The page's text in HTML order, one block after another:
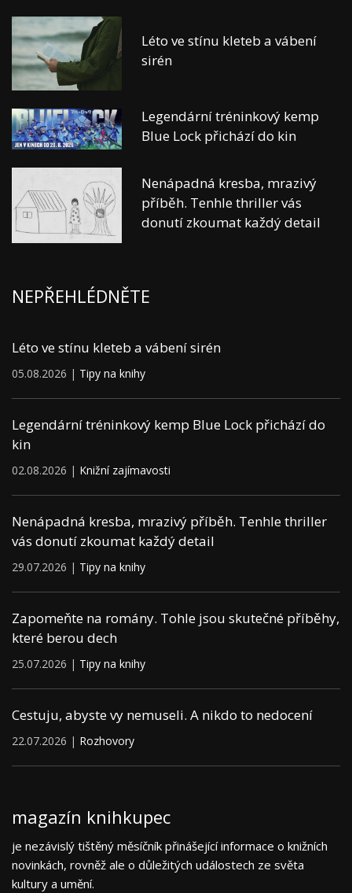
Léto ve stínu kleteb a vábení
sirén
Legendární tréninkový kemp
Blue Lock přichází do kin
Nenápadná kresba, mrazivý
příběh. Tenhle thriller vás
donutí zkoumat každý detail
NEPŘEHLÉDNĚTE
Léto ve stínu kleteb a vábení sirén
05.08.2026 | Tipy na knihy
Legendární tréninkový kemp Blue Lock přichází do
kin
02.08.2026 | Knižní zajímavosti
Nenápadná kresba, mrazivý příběh. Tenhle thriller
vás donutí zkoumat každý detail
29.07.2026 | Tipy na knihy
Zapomeňte na romány. Tohle jsou skutečné příběhy,
které berou dech
25.07.2026 | Tipy na knihy
Cestuju, abyste vy nemuseli. A nikdo to nedocení
22.07.2026 | Rozhovory
magazín knihkupec
je nezávislý tištěný měsíčník přinášející informace o knižních
novinkách, rovněž ale o důležitých událostech ze světa
kultury a umění.